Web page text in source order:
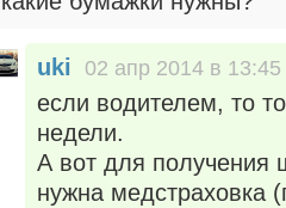
uki 02 апр 2014 в 13:45
если водителем, то
недели.
А вот для получения
нужна медстраховка